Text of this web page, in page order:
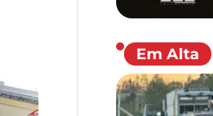
Em Alta